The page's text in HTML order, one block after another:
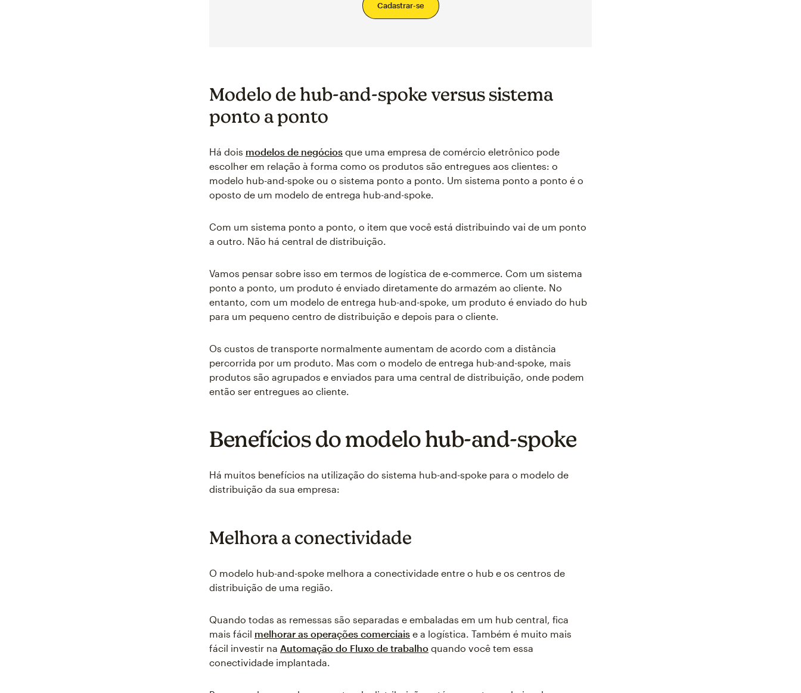
Cadastrar-se
Modelo de hub-and-spoke versus sistema
ponto a ponto
Há dois modelos de negócios que uma empresa de comércio eletrônico pode
escolher em relação à forma como os produtos são entregues aos clientes: o
modelo hub-and-spoke ou o sistema ponto a ponto. Um sistema ponto a ponto é o
oposto de um modelo de entrega hub-and-spoke.
Com um sistema ponto a ponto, o item que você está distribuindo vai de um ponto
a outro. Não há central de distribuição.
Vamos pensar sobre isso em termos de logística de e-commerce. Com um sistema
ponto a ponto, um produto é enviado diretamente do armazém ao cliente. No
entanto, com um modelo de entrega hub-and-spoke, um produto é enviado do hub
para um pequeno centro de distribuição e depois para o cliente.
Os custos de transporte normalmente aumentam de acordo com a distância
percorrida por um produto. Mas com o modelo de entrega hub-and-spoke, mais
produtos são agrupados e enviados para uma central de distribuição, onde podem
então ser entregues ao cliente.
Benefícios do modelo hub-and-spoke
Há muitos benefícios na utilização do sistema hub-and-spoke para o modelo de
distribuição da sua empresa:
Melhora a conectividade
O modelo hub-and-spoke melhora a conectividade entre o hub e os centros de
distribuição de uma região.
Quando todas as remessas são separadas e embaladas em um hub central, fica
mais fácil melhorar as operações comerciais e a logística. Também é muito mais
fácil investir na Automação do Fluxo de trabalho quando você tem essa
conectividade implantada.